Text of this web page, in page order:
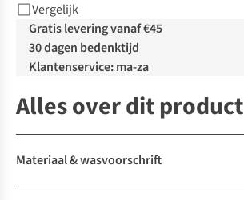
Vergelijk
Gratis levering vanaf €45
30 dagen bedenktijd
Klantenservice: ma-za
Alles over dit product
Materiaal & wasvoorschrift